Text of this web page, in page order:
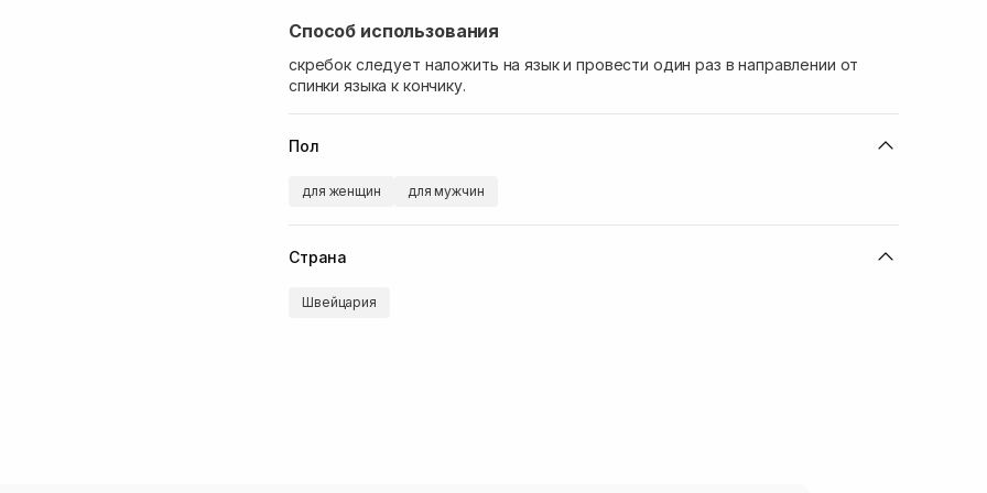
Способ использования
скребок следует наложить на язык и провести один раз в направлении от
спинки языка к кончику.
Пол
для женщин для мужчин
Страна
Швейцария